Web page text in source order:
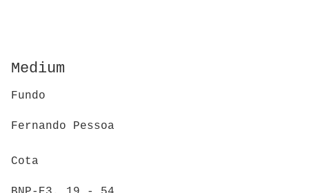
Medium
Fundo
Fernando Pessoa
Cota